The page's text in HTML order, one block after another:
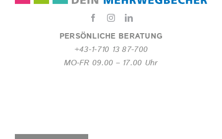
PERSÖNLICHE BERATUNG
+43-1-710 13 87-700
MO-FR 09.00 – 17.00 Uhr
Nachhaltigkeit